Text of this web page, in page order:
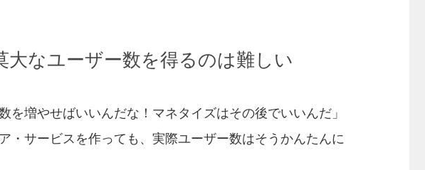
大なユーザー数を得るのは難しい
を増やせばいいんだな！マネタイズはその後でいいんだ」
・サービスを作っても、実際ユーザー数はそうかんたんに